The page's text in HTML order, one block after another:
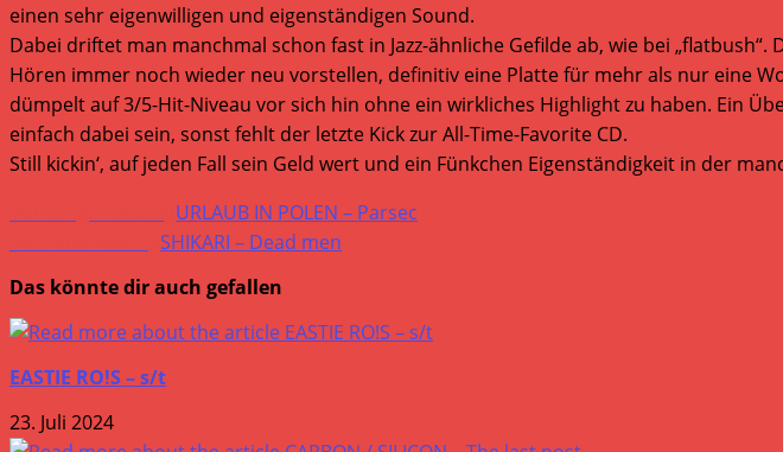
einen sehr eigenwilligen und eigenständigen Sound.
Dabei driftet man manchmal schon fast in Jazz-ähnliche Gefilde ab, wie bei
Hören immer noch wieder neu vorstellen, definitiv eine Platte für mehr als nur eine
dümpelt auf 3/5-Hit-Niveau vor sich hin ohne ein wirkliches Highlight zu haben. Ein
einfach dabei sein, sonst fehlt der letzte Kick zur All-Time-Favorite CD.
Still kickin‘, auf jeden Fall sein Geld wert und ein Fünkchen Eigenständigkeit in der
Weitere
Artikel
ansehen
URLAUB IN POLEN – Parsec
SHIKARI – Dead men
Das könnte dir auch gefallen
EASTIE RO!S – s/t
23. Juli 2024